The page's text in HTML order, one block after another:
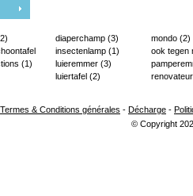
(1)
diaperchamp (3)
insectenlamp (1)
luieremmer (3)
luiertafel (2)
mondo (2)
ook tegen
Termes & Conditions générales - Décharge -
© Copyright